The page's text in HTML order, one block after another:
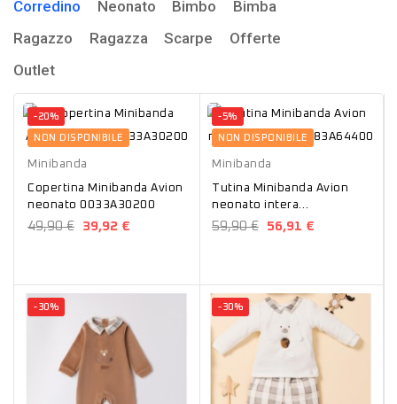
Corredino Neonato Bimbo
Bimba
Ragazzo
Ragazza Scarpe
Offerte
Outlet
Avion
-20%
NON DISPONIBILE
Minibanda
Copertina Minibanda Avion
neonato 0033A30200
49,90 € 39,92 €
-5%
NON DISPONIBILE
Minibanda
Tutina Minibanda Avion
neonato intera
0283A64400
59,90 € 56,91 €
-30% -30%